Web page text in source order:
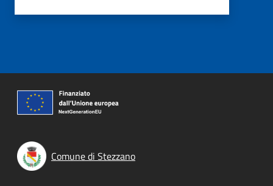
Comune di Stezzano